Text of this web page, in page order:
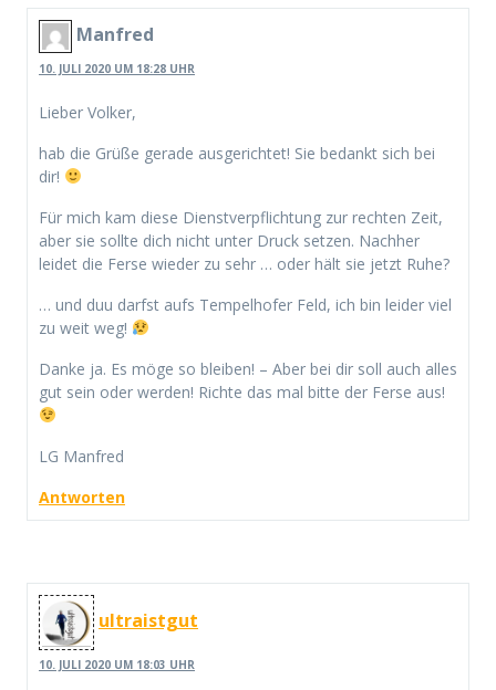
Manfred
10. JULI 2020 UM 18:28 UHR
Lieber Volker,
hab die Grüße gerade ausgerichtet! Sie bedankt sich bei
dir!
Für mich kam diese Dienstverpflichtung zur rechten Zeit,
aber sie sollte dich nicht unter Druck setzen. Nachher
leidet die Ferse wieder zu sehr … oder hält sie jetzt Ruhe?
… und duu darfst aufs Tempelhofer Feld, ich bin leider viel
zu weit weg!
Danke ja. Es möge so bleiben! – Aber bei dir soll auch alles
gut sein oder werden! Richte das mal bitte der Ferse aus!
LG Manfred
Antworten
ultraistgut
10. JULI 2020 UM 18:03 UHR